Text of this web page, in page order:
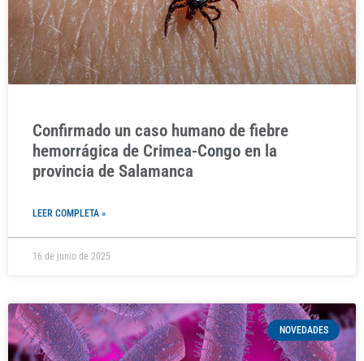
Confirmado un caso humano de fiebre
hemorrágica de Crimea-Congo en la
provincia de Salamanca
LEER COMPLETA »
16 de junio de 2025
NOVEDADES